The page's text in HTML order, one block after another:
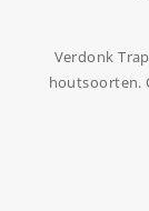
Verdonk
houtsoorten.